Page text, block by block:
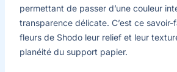
permettant de passer d’une couleur
transparence délicate. C’est ce
fleurs de Shodo leur relief et leur
planéité du support papier.